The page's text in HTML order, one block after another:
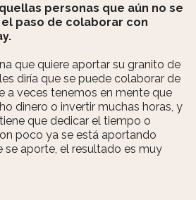
personas que aún no se
paso de colaborar con
que quiere aportar su granito de
diría que se puede colaborar de
a veces tenemos en mente que
dinero o invertir muchas horas, y
que dedicar el tiempo o
poco ya se está aportando
se aporte, el resultado es muy